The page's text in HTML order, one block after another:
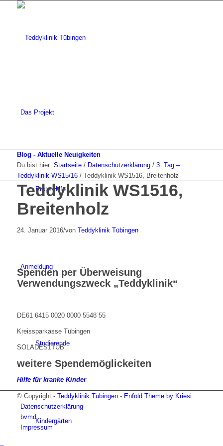
Das Projekt
Erste Hilfe
Anmeldung
Studierende
Kindergärten
Blog - Aktuelle Neuigkeiten
Du bist hier: Startseite / Datenschutzerklärung / 3. Tag –
Teddyklinik WS15/16 / Teddyklinik WS1516, Breitenholz
Teddyklinik WS1516,
Breitenholz
24. Januar 2016/von Teddyklinik Tübingen
Spenden per Überweisung
Verwendungszweck „Teddyklinik“
DE61 6415 0020 0000 5548 55
Kreissparkasse Tübingen
SOLADES1TUB
weitere Spendemöglickeiten
Hilfe für kranke Kinder
© Copyright - Teddyklinik Tübingen- Enfold Theme by Kriesi
Datenschutzerklärung
bvmd
Impressum